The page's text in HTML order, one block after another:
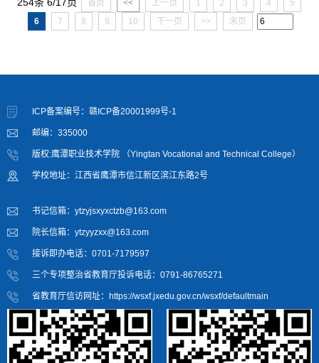
标公告 首页 << 上一页 1 2 3 4
5
6
7 8 9 10 下一页 >> 末页
ICP备案编号：赣ICP备20001999号-1
邮编：335000
版权:鹰潭职业技术学院 （Yingtan Vocational and Technical College）
学校地址：江西省鹰潭市信江新区滨江东路2号
书记信箱：ytzyjsxyxctzb@163.com
院长信箱：ytzyyzxx@163.com
接诉即办电话：0701-7179597
三个专项整治省教育厅投诉电话：0791-86765271
省教育厅信访网址：https://wsxf.jxedu.gov.cn/wsxf/defaultmain